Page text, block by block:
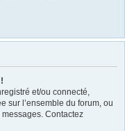
et/ou connecté,
sur l’ensemble du forum, ou
messages. Contactez